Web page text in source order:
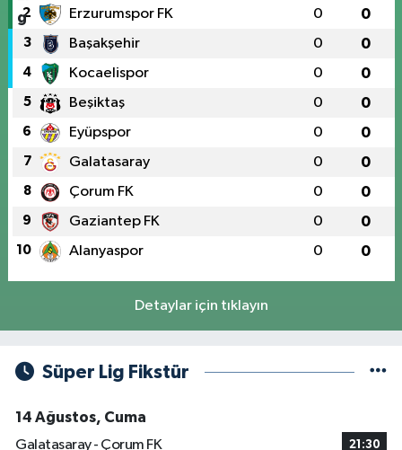
2 Erzurumspor FK 0 0
3 Başakşehir 0 0
4 Kocaelispor 0 0
5 Beşiktaş 0 0
6 Eyüpspor 0 0
7 Galatasaray 0 0
8 Çorum FK 0 0
9 Gaziantep FK 0 0
10 Alanyaspor 0 0
Detaylar için tıklayın
Süper Lig Fikstür
14 Ağustos, Cuma
Galatasaray - Çorum FK
21:30